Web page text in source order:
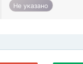
Не указано